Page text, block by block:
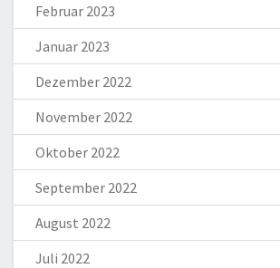
Februar 2023
Januar 2023
Dezember 2022
November 2022
Oktober 2022
September 2022
August 2022
Juli 2022